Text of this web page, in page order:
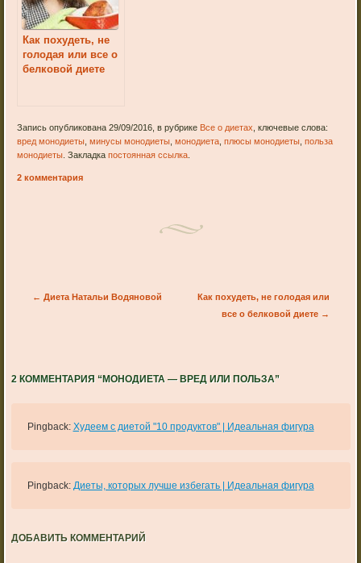
Как похудеть, не
голодая или все о
белковой диете
Запись опубликована 29/09/2016, в рубрике Все о диетах , ключевые слова:
вред монодиеты ,минусы монодиеты ,монодиета ,плюсы монодиеты ,польза
монодиеты . Закладкапостоянная ссылка
2 комментария
Post navigation
← Диета Натальи Водяновой
Как похудеть, не голодая или
все о белковой диете →
2 КОММЕНТАРИЯ “МОНОДИЕТА — ВРЕД ИЛИ ПОЛЬЗА”
Pingback: Худеем с диетой "10 продуктов" | Идеальная фигура
Pingback: Диеты, которых лучше избегать | Идеальная фигура
ДОБАВИТЬ КОММЕНТАРИЙ